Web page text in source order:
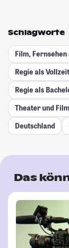
Schlagworte
Film,
Regie als
Regie als
Theater und Film
Deutschland
Das